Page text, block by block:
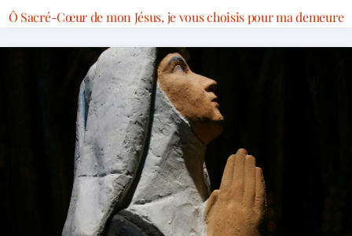
Ô Sacré-Cœur de mon Jésus, je vous choisis pour ma demeure